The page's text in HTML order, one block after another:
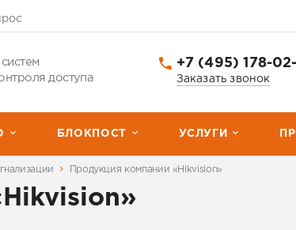
доступа
+7 (495) 178-
Заказать звонок
БЛОКПОСТ УСЛУГИ
Продукция компании «Hikvision»